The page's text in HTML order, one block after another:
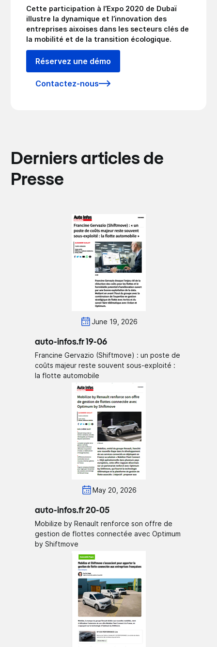
Cette participation à l’Expo 2020 de Dubaï
illustre la dynamique et l’innovation des
entreprises aixoises dans les secteurs clés de
la mobilité et de la transition écologique.
Réservez une démo
Contactez-nous
Derniers articles de
Presse
June 19, 2026
auto-infos.fr 19-06
Francine Gervazio (Shiftmove) : un poste de
coûts majeur reste souvent sous-exploité :
la flotte automobile
May 20, 2026
auto-infos.fr 20-05
Mobilize by Renault renforce son offre de
gestion de flottes connectée avec Optimum
by Shiftmove